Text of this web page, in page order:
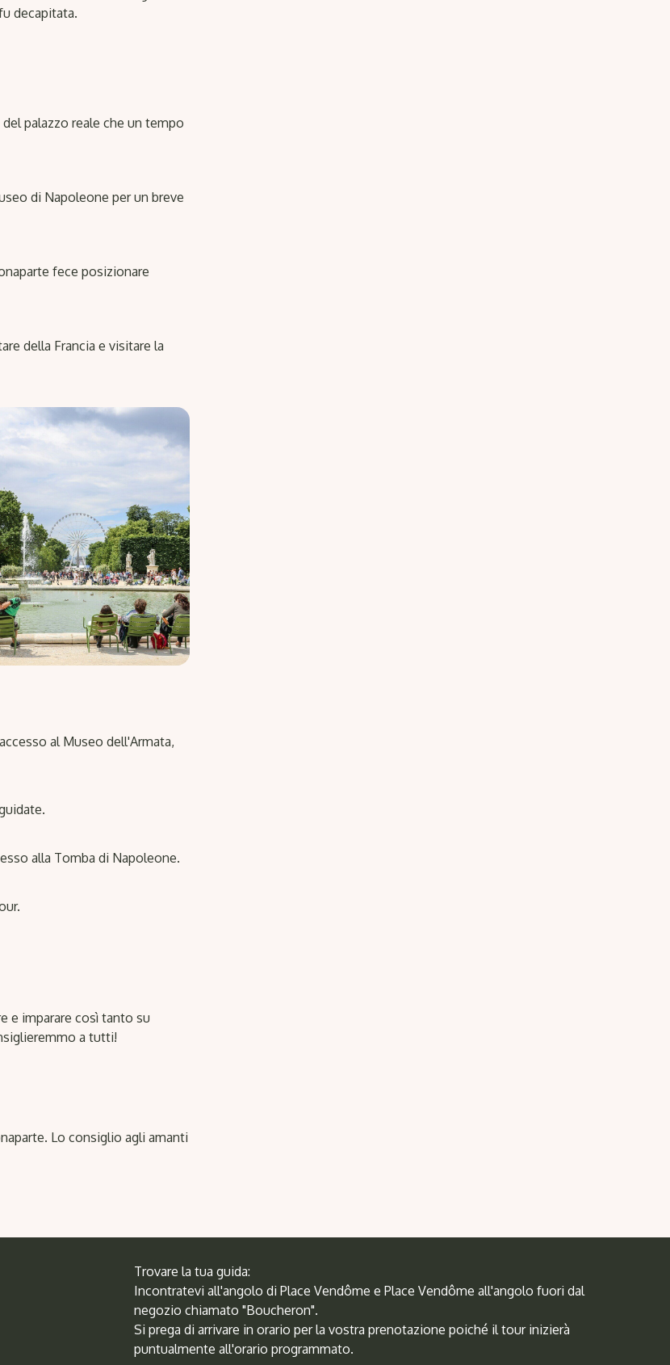
decapitata.
palazzo reale che un tempo
di Napoleone per un breve
fece posizionare
della Francia e visitare la
al Museo dell'Armata,
alla Tomba di Napoleone.
e imparare così tanto su
a tutti!
Lo consiglio agli amanti
Trovare la tua guida:
Incontratevi all'angolo di Place Vendôme e Place Vendôme all'angolo fuori dal
negozio chiamato "Boucheron".
Si prega di arrivare in orario per la vostra prenotazione poiché il tour inizierà
puntualmente all'orario programmato.